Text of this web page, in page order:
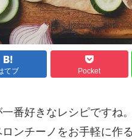
てブ Pocket
番好きなレシピですね
ンチーノをお手軽に作